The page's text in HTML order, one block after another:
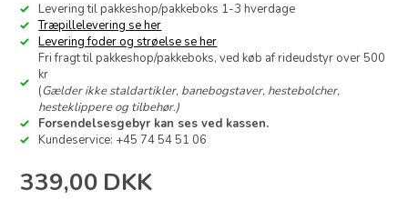
Levering til pakkeshop/pakkeboks 1-3 hverdage
Træpillelevering se her
Levering foder og strøelse se her
Fri fragt til pakkeshop/pakkeboks, ved køb af rideudstyr over 500
kr
(Gælder ikke staldartikler, banebogstaver, hestebolcher,
hesteklippere og tilbehør.)
Forsendelsesgebyr kan ses ved kassen.
Kundeservice: +45 74 54 51 06
339,00 DKK